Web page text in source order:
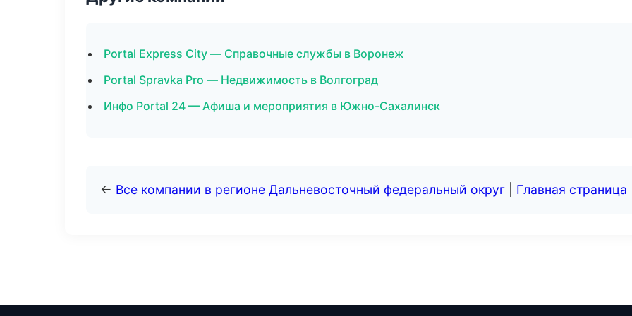
Portal Express City — Справочные службы в Воронеж
Portal Spravka Pro — Недвижимость в Волгоград
Инфо Portal 24 — Афиша и мероприятия в Южно-Сахалинск
← Все компании в регионе Дальневосточный федеральный округ Главная страница